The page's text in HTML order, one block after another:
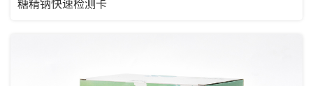
糖精钠快速检测卡